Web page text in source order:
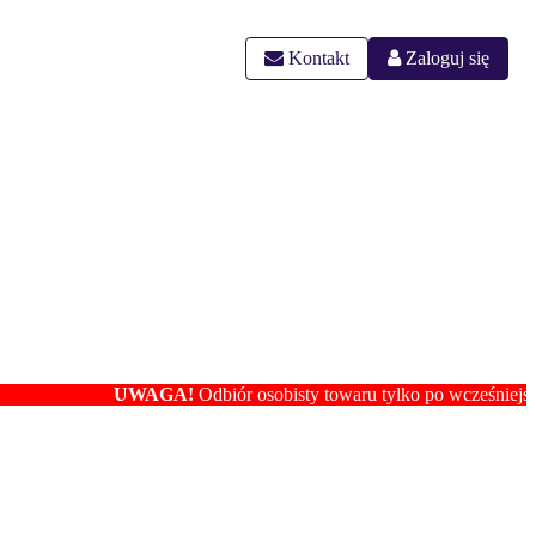
Kontakt Zaloguj się
UWAGA!Odbiór osobisty towaru tylko po wcześniejszym